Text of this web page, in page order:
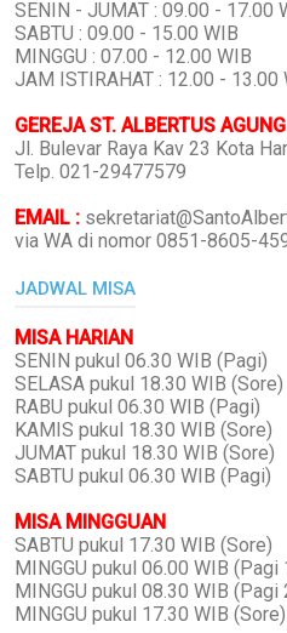
SENIN - JUMAT : 09.00 - 17.00
SABTU : 09.00 - 15.00 WIB
MINGGU : 07.00 - 12.00 WIB
JAM ISTIRAHAT : 12.00 - 13.00
GEREJA ST. ALBERTUS AGUNG
Jl. Bulevar Raya Kav 23 Kota
Telp. 021-29477579
EMAIL :
via WA di nomor 0851-8605-
JADWAL MISA
MISA HARIAN
SENIN pukul 06.30 WIB (Pagi)
SELASA pukul 18.30 WIB (Sore)
RABU pukul 06.30 WIB (Pagi)
KAMIS pukul 18.30 WIB (Sore)
JUMAT pukul 18.30 WIB (Sore)
SABTU pukul 06.30 WIB (Pagi)
MISA MINGGUAN
SABTU pukul 17.30 WIB (Sore)
MINGGU pukul 06.00 WIB (Pagi
MINGGU pukul 08.30 WIB (Pagi
MINGGU pukul 17.30 WIB (Sore)